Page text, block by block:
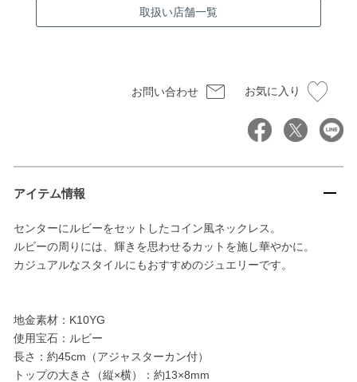
取扱い店舗一覧
お問い合わせ お気に入り
アイテム情報
センターにルビーをセットしたコイン風ネックレス。
ルビーの周りには、輝きを思わせるカットを施し華やかに。
カジュアルなスタイルにもおすすめのジュエリーです。
地金素材：K10YG
使用宝石：ルビー
長さ：約45cm（アジャスターカン付）
トップの大きさ（縦×横）：約13×8mm